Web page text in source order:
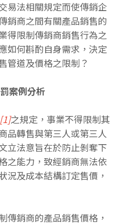
易法相關規定而使傳銷企
銷商之間有關產品銷售的
得限制傳銷商銷售行為之
如何斟酌自身需求，決定
管道及價格之限制？
案例分析
[1]之規定，事業不得限制其
品轉售與第三人或第三人
立法意旨在於防止剝奪下
之能力，致經銷商無法依
況及成本結構訂定售價，
傳銷商的產品銷售價格，